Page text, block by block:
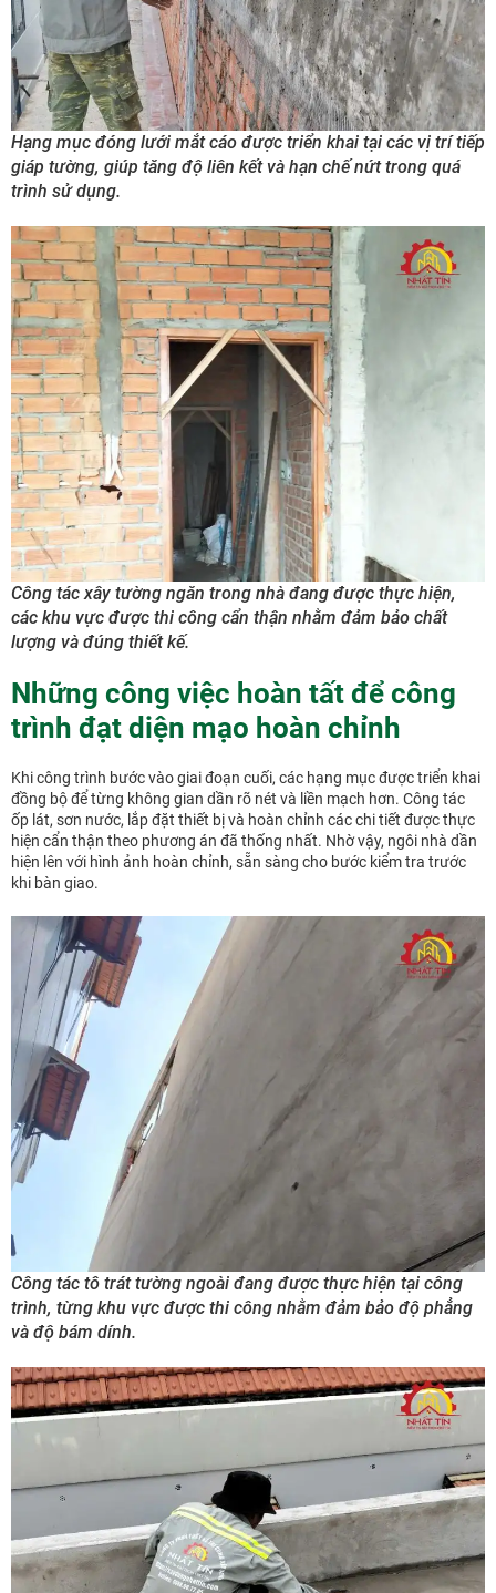
Hạng mục đóng lưới mắt cáo được triển khai tại các vị trí tiếp
giáp tường, giúp tăng độ liên kết và hạn chế nứt trong quá
trình sử dụng.
Công tác xây tường ngăn trong nhà đang được thực hiện,
các khu vực được thi công cẩn thận nhằm đảm bảo chất
lượng và đúng thiết kế.
Những công việc hoàn tất để công
trình đạt diện mạo hoàn chỉnh
Khi công trình bước vào giai đoạn cuối, các hạng mục được triển khai
đồng bộ để từng không gian dần rõ nét và liền mạch hơn. Công tác
ốp lát, sơn nước, lắp đặt thiết bị và hoàn chỉnh các chi tiết được thực
hiện cẩn thận theo phương án đã thống nhất. Nhờ vậy, ngôi nhà dần
hiện lên với hình ảnh hoàn chỉnh, sẵn sàng cho bước kiểm tra trước
khi bàn giao.
Công tác tô trát tường ngoài đang được thực hiện tại công
trình, từng khu vực được thi công nhằm đảm bảo độ phẳng
và độ bám dính.